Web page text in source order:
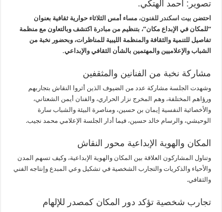
تصوير: أحمد الهتكي.
احتضن بيت اسكندر للفنون، مساء أمس الثلاثاء حوارية ثقافية بعنوان
“للمكان في الإبداع مكان”، بتنظيم من مبادرة اكتشف وبالتعاون مع منظمة
تفاصيل للتنمية والثقافة والمنظمة الليبية للمناظرات، وبحضور نخبة من
الشباب والإعلاميين والمهتمين بالشأن الثقافي والإبداعي.
مشاركة نخبة من الفنانين والمثقفين
وشهدت الجلسة مشاركة عدد من الضيوف الذين أثروا النقاش بتجاربهم
ورؤاهم المختلفة، وهم المخرج نزار الحراري، والفنان أيمن الشعتاني،
والأخصائية النفسية إيمان بن حسين، ومناصرة البيئة والشباب سارة
الوحيشي، والرسام خالد حسين، فيما أدار الجلسة الإعلامي محمد نجيب.
المكان والهوية الإبداعية محور النقاش
وتناول المشاركون العلاقة بين المكان والهوية الإبداعية، وكيف تسهم المدن
والأحياء والذكريات والتجارب الشخصية في تشكيل وعي المبدع وإنتاجه الفني
والثقافي.
تجارب شخصية تؤكد دور المكان كمصدر للإلهام